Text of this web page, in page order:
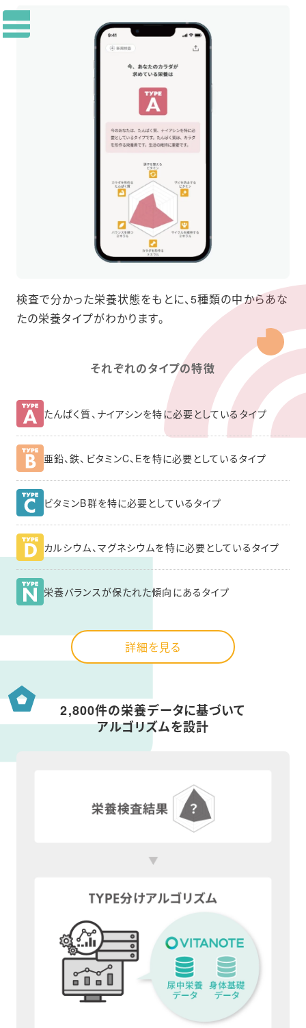
検査で分かった栄養状態をもとに、5種類の中からあな
たの栄養タイプがわかります。
それぞれのタイプの特徴
たんぱく質、ナイアシンを特に必要としているタイプ
亜鉛、鉄、ビタミンC、Eを特に必要としているタイプ
ビタミンB群を特に必要としているタイプ
カルシウム、マグネシウムを特に必要としているタイプ
栄養バランスが保たれた傾向にあるタイプ
詳細を見る
2,800件の栄養データに基づいて
アルゴリズムを設計